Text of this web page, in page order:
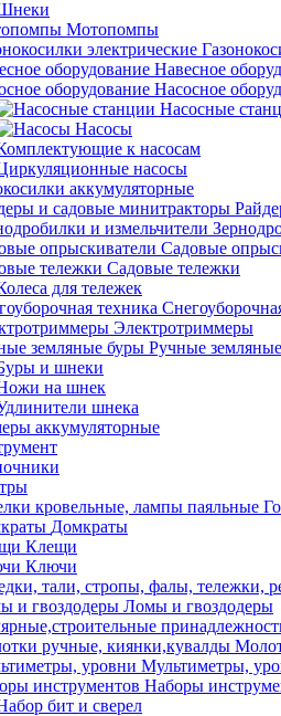
Мотопомпы
Навесное
Насосное
Насосные
Насосы
к насосам
насосы
аккумуляторные
Садовые
Садовые тележки
для тележек
Электротриммеры
Ручные
и шнеки
на шнек
шнека
аккумуляторные
Домкраты
Клещи
Ключи
Ломы и гвоздодеры
Мультиметры,
Наборы
бит и сверел